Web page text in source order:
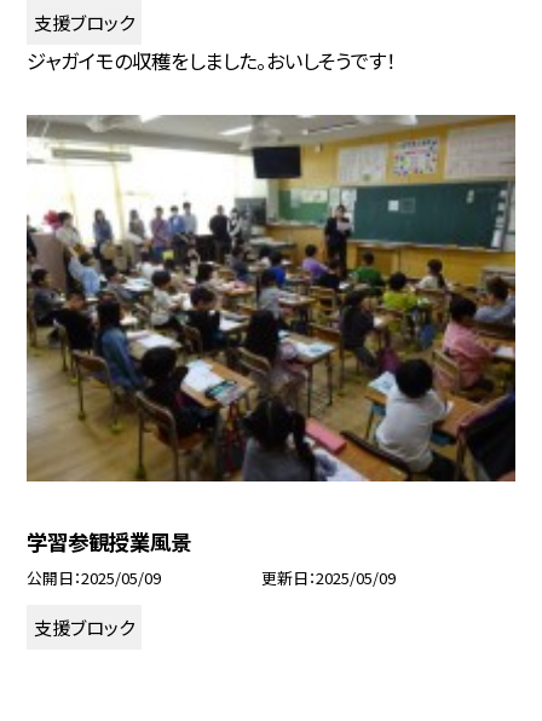
支援ブロック
ジャガイモの収穫をしました。おいしそうです！
学習参観授業風景
公開日 2025/05/09 更新日 2025/05/09
支援ブロック